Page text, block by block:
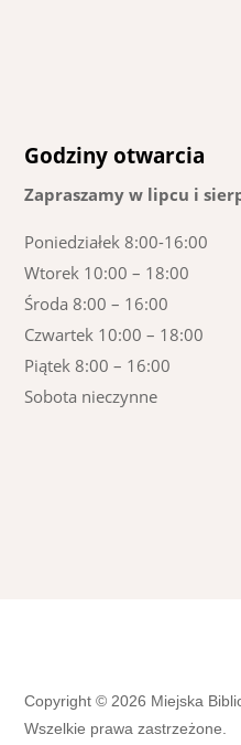
Godziny otwarcia
Zapraszamy w lipcu i
Poniedziałek 8:00-16:00
Wtorek 10:00 – 18:00
Środa 8:00 – 16:00
Czwartek 10:00 – 18:00
Piątek 8:00 – 16:00
Sobota nieczynne
Copyright © 2026 Miejska
Wszelkie prawa zastrzeżone.